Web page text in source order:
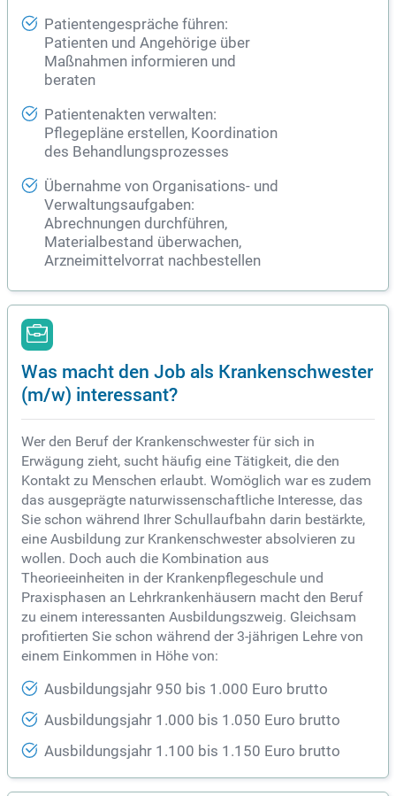
Patientengespräche führen:
Patienten und Angehörige über
Maßnahmen informieren und
beraten
Patientenakten verwalten:
Pflegepläne erstellen, Koordination
des Behandlungsprozesses
Übernahme von Organisations- und
Verwaltungsaufgaben:
Abrechnungen durchführen,
Materialbestand überwachen,
Arzneimittelvorrat nachbestellen
Was macht den Job als Krankenschwester
(m/w) interessant?
Wer den Beruf der Krankenschwester für sich in
Erwägung zieht, sucht häufig eine Tätigkeit, die den
Kontakt zu Menschen erlaubt. Womöglich war es zudem
das ausgeprägte naturwissenschaftliche Interesse, das
Sie schon während Ihrer Schullaufbahn darin bestärkte,
eine Ausbildung zur Krankenschwester absolvieren zu
wollen. Doch auch die Kombination aus
Theorieeinheiten in der Krankenpflegeschule und
Praxisphasen an Lehrkrankenhäusern macht den Beruf
zu einem interessanten Ausbildungszweig. Gleichsam
profitierten Sie schon während der 3-jährigen Lehre von
einem Einkommen in Höhe von:
Ausbildungsjahr 950 bis 1.000 Euro brutto
Ausbildungsjahr 1.000 bis 1.050 Euro brutto
Ausbildungsjahr 1.100 bis 1.150 Euro brutto